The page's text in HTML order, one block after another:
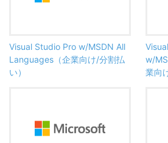
Visual Studio Pro w/MSDN All
Languages（企業向け/分割払
い）
w/
業向